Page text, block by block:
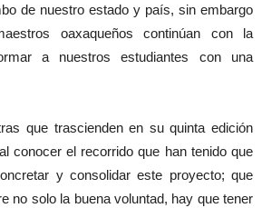
de nuestro estado y país, sin embargo
oaxaqueños continúan con la
a nuestros estudiantes con una
que trascienden en su quinta edición
conocer el recorrido que han tenido que
y consolidar este proyecto; que
no solo la buena voluntad, hay que tener